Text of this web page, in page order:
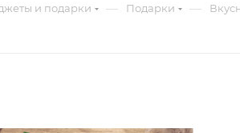
и подарки — Подарки —